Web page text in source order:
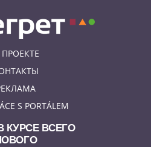
S PORTÁLEM
КУРСЕ ВСЕГО